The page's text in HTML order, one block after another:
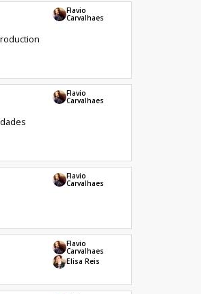
Flavio
Carvalhaes
Flavio
Carvalhaes
Flavio
Carvalhaes
Flavio
Carvalhaes
Elisa Reis